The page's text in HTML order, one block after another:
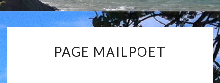
MAILPOET
PAGE MAILPOET